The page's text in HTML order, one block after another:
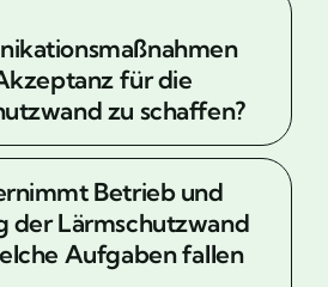
für die
zu schaffen?
Betrieb und
der Lärmschutzwand
Aufgaben fallen